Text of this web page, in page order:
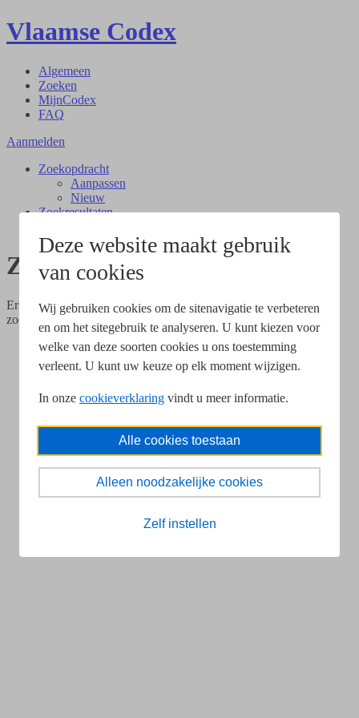
Deze website maakt gebruik
van cookies
Wij gebruiken cookies om de sitenavigatie te verbeteren
en om het sitegebruik te analyseren. U kunt kiezen voor
welke van deze soorten cookies u ons toestemming
verleent. U kunt uw keuze op elk moment wijzigen.
In onze cookieverklaring vindt u meer informatie.
Alle cookies toestaan
Alleen noodzakelijke cookies
Zelf instellen
Vlaamse Codex
Algemeen
Zoeken
MijnCodex
FAQ
Aanmelden
Zoekopdracht
Aanpassen
Nieuw
Zoekresultaten
Zoekresultaten
Er werden0artikels in0documenten gevonden voor volgende
zoekopdracht: